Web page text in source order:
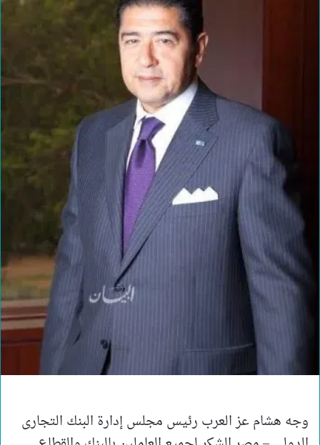
وجه هشام عز العرب رئيس مجلس إدارة البنك التجارى